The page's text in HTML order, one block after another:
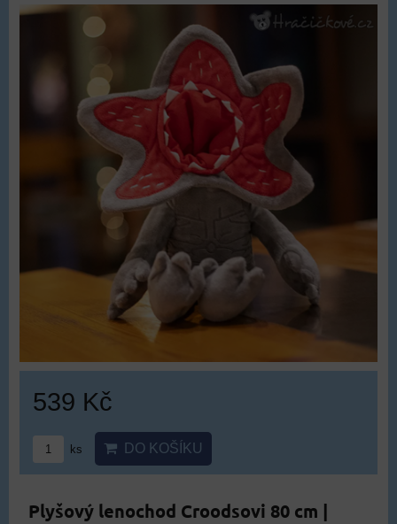
539 Kč
ks DO KOŠÍKU
Plyšový lenochod Croodsovi 80 cm |